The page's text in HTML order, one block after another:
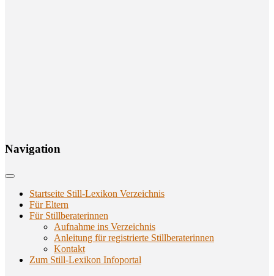
Navi­ga­ti­on
Startseite Still-Lexikon Verzeichnis
Für Eltern
Für Stillberaterinnen
Aufnahme ins Verzeichnis
Anlei­tung für regis­trier­te Stillberaterinnen
Kon­takt
Zum Still-Lexikon Infoportal